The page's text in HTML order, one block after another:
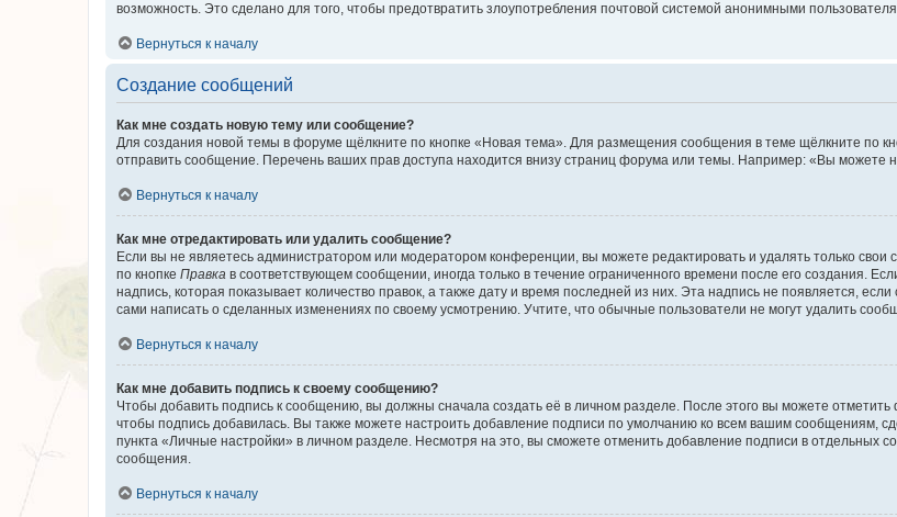
возможность. Это сделано для того, чтобы предотвратить злоупотребления почтовой системой анонимными
Вернуться к началу
Создание сообщений
Как мне создать новую тему или сообщение?
Для создания новой темы в форуме щёлкните по кнопке «Новая тема». Для размещения сообщения в теме щёлкните по
отправить сообщение. Перечень ваших прав доступа находится внизу страниц форума или темы. Например: «Вы можете
Вернуться к началу
Как мне отредактировать или удалить сообщение?
Если вы не являетесь администратором или модератором конференции, вы можете редактировать и удалять только
по кнопке Правка в соответствующем сообщении, иногда только в течение ограниченного времени после его создания.
надпись, которая показывает количество правок, а также дату и время последней из них. Эта надпись не появляется,
сами написать о сделанных изменениях по своему усмотрению. Учтите, что обычные пользователи не могут удалить
Вернуться к началу
Как мне добавить подпись к своему сообщению?
Чтобы добавить подпись к сообщению, вы должны сначала создать её в личном разделе. После этого вы можете отметить
чтобы подпись добавилась. Вы также можете настроить добавление подписи по умолчанию ко всем вашим сообщениям,
пункта «Личные настройки» в личном разделе. Несмотря на это, вы сможете отменить добавление подписи в отдельных
сообщения.
Вернуться к началу